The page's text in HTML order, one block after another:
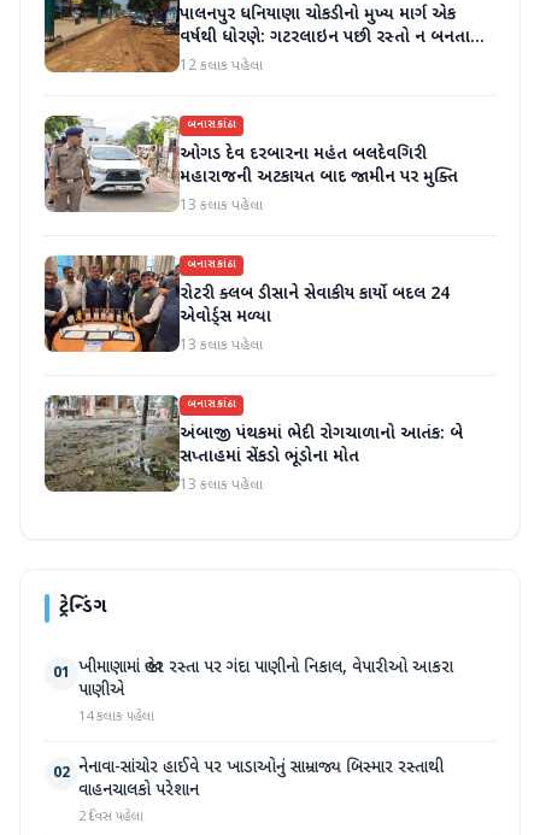
પાલનપુર ધનિયાણા ચોકડીનો મુખ્ય માર્ગ એક
વર્ષથી ધોરણે: ગટરલાઇન પછી રસ્તો ન બનતા
હાલાકી
12 કલાક પહેલા
બનાસકાંઠા
ઓગડ દેવ દરબારના મહંત બલદેવગિરી
મહારાજની અટકાયત બાદ જામીન પર મુક્તિ
13 કલાક પહેલા
બનાસકાંઠા
રોટરી ક્લબ ડીસાને સેવાકીય કાર્યો બદલ 24
એવોર્ડ્સ મળ્યા
13 કલાક પહેલા
બનાસકાંઠા
અંબાજી પંથકમાં ભેદી રોગચાળાનો આતંક: બે
સપ્તાહમાં સેંકડો ભૂંડોના મોત
13 કલાક પહેલા
ટ્રેન્ડિંગ
01 ખીમાણામાં જાહેર રસ્તા પર ગંદા પાણીનો નિકાલ, વેપારીઓ આકરા
પાણીએ
14 કલાક પહેલા
02 નેનાવા-સાંચોર હાઈવે પર ખાડાઓનું સામ્રાજ્ય બિસ્માર રસ્તાથી
વાહનચાલકો પરેશાન
2 દિવસ પહેલા